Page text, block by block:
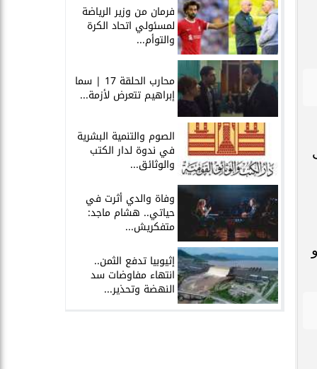
كيلو
فرمان من وزير الرياضة
لمسئولي اتحاد الكرة
والتوأم...
محارب الحلقة 17 | سما
إبراهيم تتعرض لأزمة...
الصوم والتنمية البشرية
في ندوة لدار الكتب
والوثائق...
وفاة والدي أثرت في
حياتي.. هشام ماجد:
متفكريش...
إثيوبيا تدفع الثمن..
انتهاء مفاوضات سد
النهضة وتحذير...